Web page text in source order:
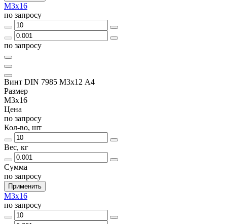
М3х16
по запросу
по запросу
Винт DIN 7985 М3х12 A4
Размер
М3х16
Цена
по запросу
Кол-во, шт
Вес, кг
Сумма
по запросу
Применить
М3х16
по запросу